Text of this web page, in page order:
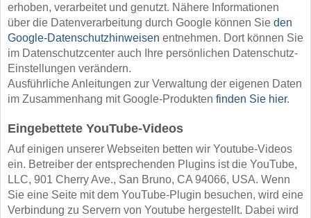
erhoben, verarbeitet und genutzt. Nähere Informationen
über die Datenverarbeitung durch Google können Sie den
Google-Datenschutzhinweisen entnehmen. Dort können Sie
im Datenschutzcenter auch Ihre persönlichen Datenschutz-
Einstellungen verändern.
Ausführliche Anleitungen zur Verwaltung der eigenen Daten
im Zusammenhang mit Google-Produkten finden Sie hier.
Eingebettete YouTube-Videos
Auf einigen unserer Webseiten betten wir Youtube-Videos
ein. Betreiber der entsprechenden Plugins ist die YouTube,
LLC, 901 Cherry Ave., San Bruno, CA 94066, USA. Wenn
Sie eine Seite mit dem YouTube-Plugin besuchen, wird eine
Verbindung zu Servern von Youtube hergestellt. Dabei wird